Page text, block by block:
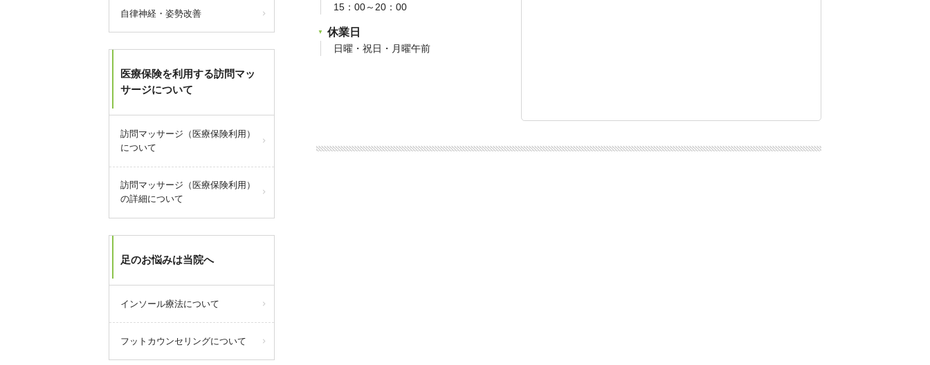
15：00～20：00
休業日
日曜・祝日・月曜午前
自律神経・姿勢改善
医療保険を利用する訪問マッ
サージについて
訪問マッサージ（医療保険利用）
について
訪問マッサージ（医療保険利用）
の詳細について
足のお悩みは当院へ
インソール療法について
フットカウンセリングについて